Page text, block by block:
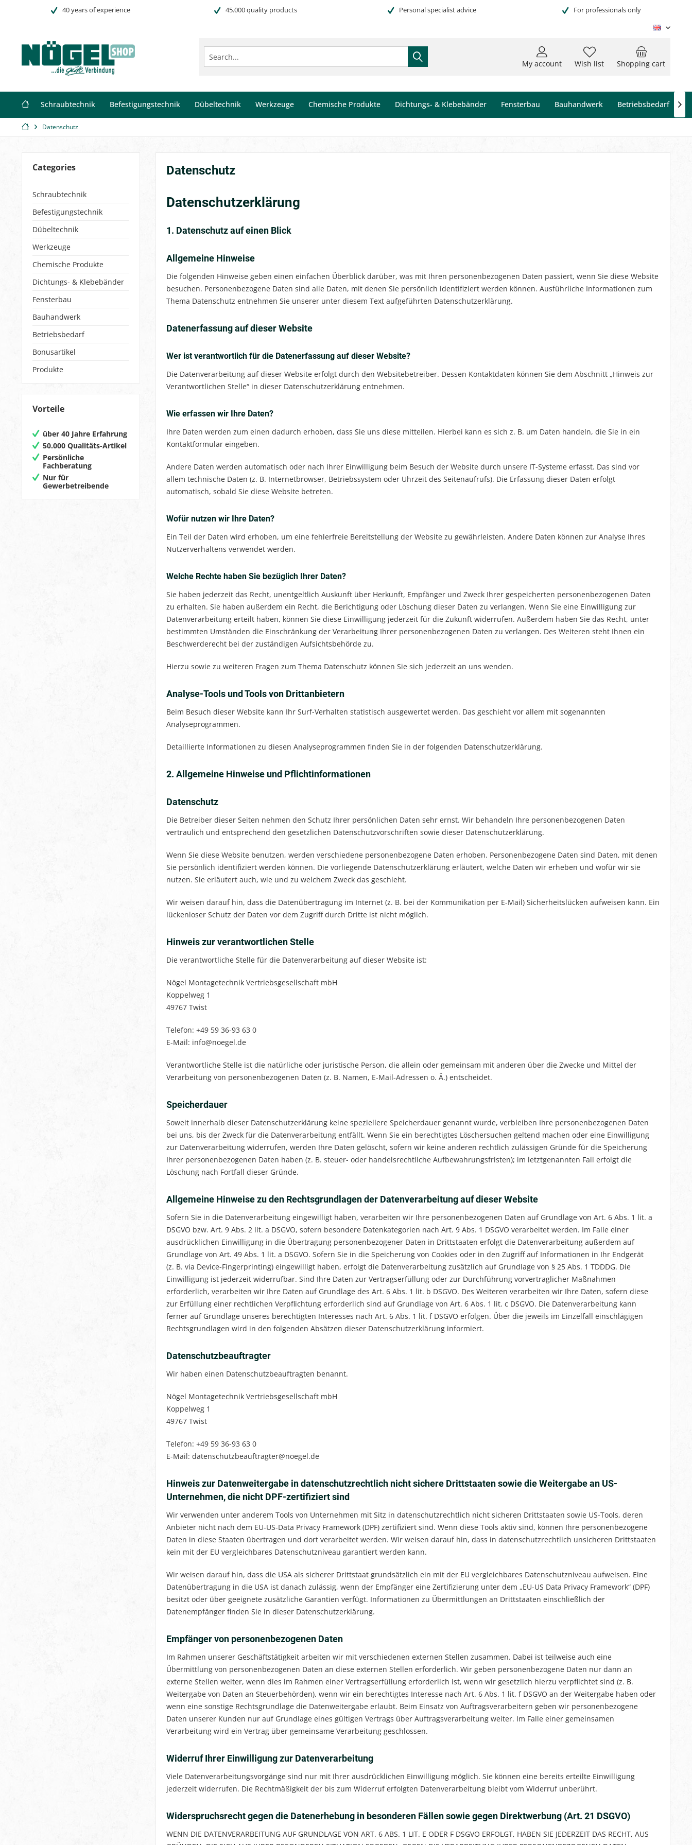
40 years of experience 45.000 quality products Personal specialist advice For professionals only
Shopping cart
Wish list
My account
Schraubtechnik Befestigungstechnik Dübeltechnik Werkzeuge Chemische Produkte Dichtungs- & Klebebänder Fensterbau Bauhandwerk Betriebsbedarf 
Datenschutz
Categories
Schraubtechnik
Befestigungstechnik
Dübeltechnik
Werkzeuge
Chemische Produkte
Dichtungs- & Klebebänder
Fensterbau
Bauhandwerk
Betriebsbedarf
Bonusartikel
Produkte
Vorteile
über 40 Jahre Erfahrung
50.000 Qualitäts-Artikel
Persönliche
Fachberatung
Nur für
Gewerbetreibende
Datenschutz
Datenschutz­erklärung
1. Datenschutz auf einen Blick
Allgemeine Hinweise
Die folgenden Hinweise geben einen einfachen Überblick darüber, was mit Ihren personenbezogenen Daten passiert, wenn Sie diese Website
besuchen. Personenbezogene Daten sind alle Daten, mit denen Sie persönlich identifiziert werden können. Ausführliche Informationen zum
Thema Datenschutz entnehmen Sie unserer unter diesem Text aufgeführten Datenschutzerklärung.
Datenerfassung auf dieser Website
Wer ist verantwortlich für die Datenerfassung auf dieser Website?
Die Datenverarbeitung auf dieser Website erfolgt durch den Websitebetreiber. Dessen Kontaktdaten können Sie dem Abschnitt „Hinweis zur
Verantwortlichen Stelle“ in dieser Datenschutzerklärung entnehmen.
Wie erfassen wir Ihre Daten?
Ihre Daten werden zum einen dadurch erhoben, dass Sie uns diese mitteilen. Hierbei kann es sich z. B. um Daten handeln, die Sie in ein
Kontaktformular eingeben.
Andere Daten werden automatisch oder nach Ihrer Einwilligung beim Besuch der Website durch unsere IT-Systeme erfasst. Das sind vor
allem technische Daten (z. B. Internetbrowser, Betriebssystem oder Uhrzeit des Seitenaufrufs). Die Erfassung dieser Daten erfolgt
automatisch, sobald Sie diese Website betreten.
Wofür nutzen wir Ihre Daten?
Ein Teil der Daten wird erhoben, um eine fehlerfreie Bereitstellung der Website zu gewährleisten. Andere Daten können zur Analyse Ihres
Nutzerverhaltens verwendet werden.
Welche Rechte haben Sie bezüglich Ihrer Daten?
Sie haben jederzeit das Recht, unentgeltlich Auskunft über Herkunft, Empfänger und Zweck Ihrer gespeicherten personenbezogenen Daten
zu erhalten. Sie haben außerdem ein Recht, die Berichtigung oder Löschung dieser Daten zu verlangen. Wenn Sie eine Einwilligung zur
Datenverarbeitung erteilt haben, können Sie diese Einwilligung jederzeit für die Zukunft widerrufen. Außerdem haben Sie das Recht, unter
bestimmten Umständen die Einschränkung der Verarbeitung Ihrer personenbezogenen Daten zu verlangen. Des Weiteren steht Ihnen ein
Beschwerderecht bei der zuständigen Aufsichtsbehörde zu.
Hierzu sowie zu weiteren Fragen zum Thema Datenschutz können Sie sich jederzeit an uns wenden.
Analyse-Tools und Tools von Dritt­anbietern
Beim Besuch dieser Website kann Ihr Surf-Verhalten statistisch ausgewertet werden. Das geschieht vor allem mit sogenannten
Analyseprogrammen.
Detaillierte Informationen zu diesen Analyseprogrammen finden Sie in der folgenden Datenschutzerklärung.
2. Allgemeine Hinweise und Pflicht­informationen
Datenschutz
Die Betreiber dieser Seiten nehmen den Schutz Ihrer persönlichen Daten sehr ernst. Wir behandeln Ihre personenbezogenen Daten
vertraulich und entsprechend den gesetzlichen Datenschutzvorschriften sowie dieser Datenschutzerklärung.
Wenn Sie diese Website benutzen, werden verschiedene personenbezogene Daten erhoben. Personenbezogene Daten sind Daten, mit denen
Sie persönlich identifiziert werden können. Die vorliegende Datenschutzerklärung erläutert, welche Daten wir erheben und wofür wir sie
nutzen. Sie erläutert auch, wie und zu welchem Zweck das geschieht.
Wir weisen darauf hin, dass die Datenübertragung im Internet (z. B. bei der Kommunikation per E-Mail) Sicherheitslücken aufweisen kann. Ein
lückenloser Schutz der Daten vor dem Zugriff durch Dritte ist nicht möglich.
Hinweis zur verantwortlichen Stelle
Die verantwortliche Stelle für die Datenverarbeitung auf dieser Website ist:
Nögel Montagetechnik Vertriebsgesellschaft mbH
Koppelweg 1
49767 Twist
Telefon: +49 59 36-93 63 0
E-Mail: info@noegel.de
Verantwortliche Stelle ist die natürliche oder juristische Person, die allein oder gemeinsam mit anderen über die Zwecke und Mittel der
Verarbeitung von personenbezogenen Daten (z. B. Namen, E-Mail-Adressen o. Ä.) entscheidet.
Speicherdauer
Soweit innerhalb dieser Datenschutzerklärung keine speziellere Speicherdauer genannt wurde, verbleiben Ihre personenbezogenen Daten
bei uns, bis der Zweck für die Datenverarbeitung entfällt. Wenn Sie ein berechtigtes Löschersuchen geltend machen oder eine Einwilligung
zur Datenverarbeitung widerrufen, werden Ihre Daten gelöscht, sofern wir keine anderen rechtlich zulässigen Gründe für die Speicherung
Ihrer personenbezogenen Daten haben (z. B. steuer- oder handelsrechtliche Aufbewahrungsfristen); im letztgenannten Fall erfolgt die
Löschung nach Fortfall dieser Gründe.
Allgemeine Hinweise zu den Rechtsgrundlagen der Datenverarbeitung auf dieser Website
Sofern Sie in die Datenverarbeitung eingewilligt haben, verarbeiten wir Ihre personenbezogenen Daten auf Grundlage von Art. 6 Abs. 1 lit. a
DSGVO bzw. Art. 9 Abs. 2 lit. a DSGVO, sofern besondere Datenkategorien nach Art. 9 Abs. 1 DSGVO verarbeitet werden. Im Falle einer
ausdrücklichen Einwilligung in die Übertragung personenbezogener Daten in Drittstaaten erfolgt die Datenverarbeitung außerdem auf
Grundlage von Art. 49 Abs. 1 lit. a DSGVO. Sofern Sie in die Speicherung von Cookies oder in den Zugriff auf Informationen in Ihr Endgerät
(z. B. via Device-Fingerprinting) eingewilligt haben, erfolgt die Datenverarbeitung zusätzlich auf Grundlage von § 25 Abs. 1 TDDDG. Die
Einwilligung ist jederzeit widerrufbar. Sind Ihre Daten zur Vertragserfüllung oder zur Durchführung vorvertraglicher Maßnahmen
erforderlich, verarbeiten wir Ihre Daten auf Grundlage des Art. 6 Abs. 1 lit. b DSGVO. Des Weiteren verarbeiten wir Ihre Daten, sofern diese
zur Erfüllung einer rechtlichen Verpflichtung erforderlich sind auf Grundlage von Art. 6 Abs. 1 lit. c DSGVO. Die Datenverarbeitung kann
ferner auf Grundlage unseres berechtigten Interesses nach Art. 6 Abs. 1 lit. f DSGVO erfolgen. Über die jeweils im Einzelfall einschlägigen
Rechtsgrundlagen wird in den folgenden Absätzen dieser Datenschutzerklärung informiert.
Datenschutz­beauftragter
Wir haben einen Datenschutzbeauftragten benannt.
Nögel Montagetechnik Vertriebsgesellschaft mbH
Koppelweg 1
49767 Twist
Telefon: +49 59 36-93 63 0
E-Mail: datenschutzbeauftragter@noegel.de
Hinweis zur Datenweitergabe in datenschutzrechtlich nicht sichere Drittstaaten sowie die Weitergabe an US-
Unternehmen, die nicht DPF-zertifiziert sind
Wir verwenden unter anderem Tools von Unternehmen mit Sitz in datenschutzrechtlich nicht sicheren Drittstaaten sowie US-Tools, deren
Anbieter nicht nach dem EU-US-Data Privacy Framework (DPF) zertifiziert sind. Wenn diese Tools aktiv sind, können Ihre personenbezogene
Daten in diese Staaten übertragen und dort verarbeitet werden. Wir weisen darauf hin, dass in datenschutzrechtlich unsicheren Drittstaaten
kein mit der EU vergleichbares Datenschutzniveau garantiert werden kann.
Wir weisen darauf hin, dass die USA als sicherer Drittstaat grundsätzlich ein mit der EU vergleichbares Datenschutzniveau aufweisen. Eine
Datenübertragung in die USA ist danach zulässig, wenn der Empfänger eine Zertifizierung unter dem „EU-US Data Privacy Framework“ (DPF)
besitzt oder über geeignete zusätzliche Garantien verfügt. Informationen zu Übermittlungen an Drittstaaten einschließlich der
Datenempfänger finden Sie in dieser Datenschutzerklärung.
Empfänger von personenbezogenen Daten
Im Rahmen unserer Geschäftstätigkeit arbeiten wir mit verschiedenen externen Stellen zusammen. Dabei ist teilweise auch eine
Übermittlung von personenbezogenen Daten an diese externen Stellen erforderlich. Wir geben personenbezogene Daten nur dann an
externe Stellen weiter, wenn dies im Rahmen einer Vertragserfüllung erforderlich ist, wenn wir gesetzlich hierzu verpflichtet sind (z. B.
Weitergabe von Daten an Steuerbehörden), wenn wir ein berechtigtes Interesse nach Art. 6 Abs. 1 lit. f DSGVO an der Weitergabe haben oder
wenn eine sonstige Rechtsgrundlage die Datenweitergabe erlaubt. Beim Einsatz von Auftragsverarbeitern geben wir personenbezogene
Daten unserer Kunden nur auf Grundlage eines gültigen Vertrags über Auftragsverarbeitung weiter. Im Falle einer gemeinsamen
Verarbeitung wird ein Vertrag über gemeinsame Verarbeitung geschlossen.
Widerruf Ihrer Einwilligung zur Datenverarbeitung
Viele Datenverarbeitungsvorgänge sind nur mit Ihrer ausdrücklichen Einwilligung möglich. Sie können eine bereits erteilte Einwilligung
jederzeit widerrufen. Die Rechtmäßigkeit der bis zum Widerruf erfolgten Datenverarbeitung bleibt vom Widerruf unberührt.
Widerspruchsrecht gegen die Datenerhebung in besonderen Fällen sowie gegen Direktwerbung (Art. 21 DSGVO)
WENN DIE DATENVERARBEITUNG AUF GRUNDLAGE VON ART. 6 ABS. 1 LIT. E ODER F DSGVO ERFOLGT, HABEN SIE JEDERZEIT DAS RECHT, AUS